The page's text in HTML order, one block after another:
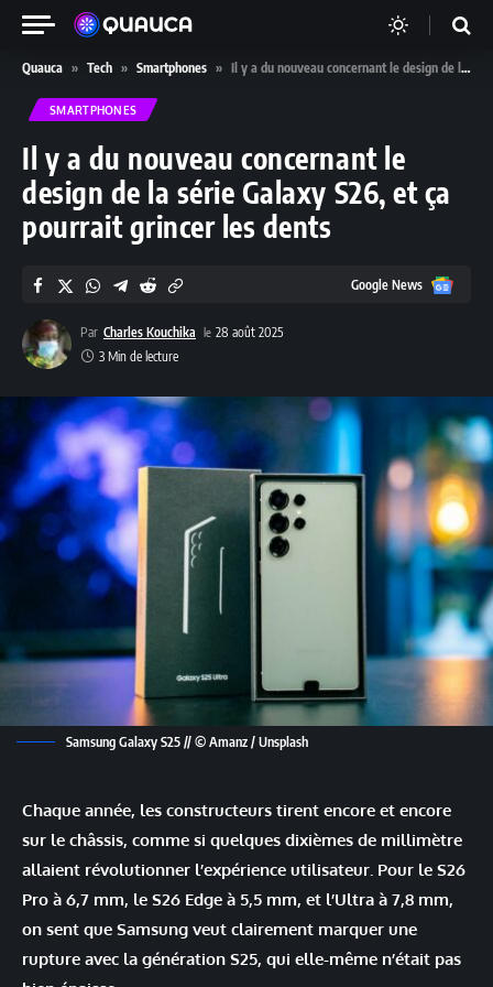
Quauca » Tech » Smartphones » Il y a du nouveau concernant le design de la série Galaxy S26, et ça pourrait grincer les dents
SMARTPHONES
Il y a du nouveau concernant le
design de la série Galaxy S26, et ça
pourrait grincer les dents
Par Charles Kouchika
28 août 2025
3 Min de lecture
Google News Google
Samsung Galaxy S25 // © Amanz / Unsplash
Chaque année, les constructeurs tirent encore et encore
sur le châssis, comme si quelques dixièmes de millimètre
allaient révolutionner l’expérience utilisateur. Pour le S26
Pro à 6,7 mm, le S26 Edge à 5,5 mm, et l’Ultra à 7,8 mm,
on sent que Samsung veut clairement marquer une
rupture avec la génération S25, qui elle-même n’était pas